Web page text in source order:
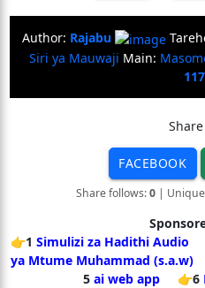
Author: Rajabu
Siri ya Mauwaji Main:
FACEBOOK
Share follows:0| Unique
👉1 Simulizi za Hadithi Audio
ya Mtume Muhammad (s.a.w)
5 ai web app 👉6